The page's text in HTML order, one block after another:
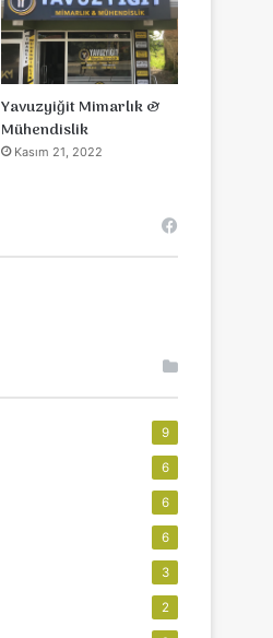
Yavuzyiğit Mimarlık &
Mühendislik
Kasım 21, 2022
9
6
6
6
3
2